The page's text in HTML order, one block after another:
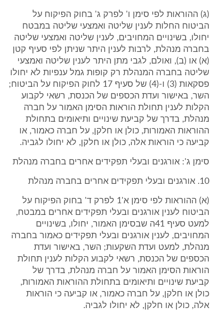
(ג) ההוראות לפי סימן ו' לפרק ג' בחוק הפיקוח על
הביטוח החלות לענין שליטה ואמצעי שליטה במבטח
יחולו, בשינויים המחויבים, לענין שליטה ואמצעי שליטה
בחברה מנהלת, לרבות לענין היתר שניתן לפי סעיף קטן
(א) או (ב), ואולם, לגבי מתן היתר לענין שליטה ואמצעי
שליטה בחברה המנהלת רק קופות גמל ענפיות לא יחולו
פסקאות (3) ו-(4) של סעיף 17 לחוק הפיקוח על הביטוח;
השר, באישור ועדת הכספים של הכנסת, רשאי לקבוע
הקלות לענין תחולת הוראות הסימן האמור על חברה
מנהלת, בדרך של קביעת שינויים ותיאומים בתחולת
ההוראות האמורות, כולן או חלקן, על חברה כאמור, או
קביעה כי הוראות אלה, כולן או חלקן, לא יחולו לגביה.
סימן ג': אורגנים ובעלי תפקידים אחרים בחברה מנהלת
10. אורגנים ובעלי תפקידים אחרים בחברה מנהלת
(א) ההוראות לפי סימן א'1 לפרק ד' בחוק הפיקוח על
הביטוח לענין אורגנים ובעלי תפקידים אחרים במבטח,
למעט סעיף 41ה שבסימן האמור, יחולו, בשינויים
המחויבים, לענין אורגנים ובעלי תפקידים כאמור בחברה
מנהלת, למעט ועדת השקעות; השר, באישור ועדת
הכספים של הכנסת, רשאי לקבוע הקלות לענין תחולת
הוראות הסימן האמור על חברה מנהלת, בדרך של
קביעת שינויים ותיאומים בתחולת ההוראות האמורות,
כולן או חלקן, על חברה כאמור, או קביעה כי הוראות
אלה, כולן או חלקן, לא יחולו לגביה.